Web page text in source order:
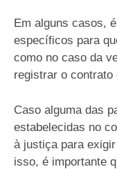
Em alguns casos,
específicos para
como no caso da
registrar o contrato
Caso alguma das
estabelecidas no
à justiça para
isso, é importante